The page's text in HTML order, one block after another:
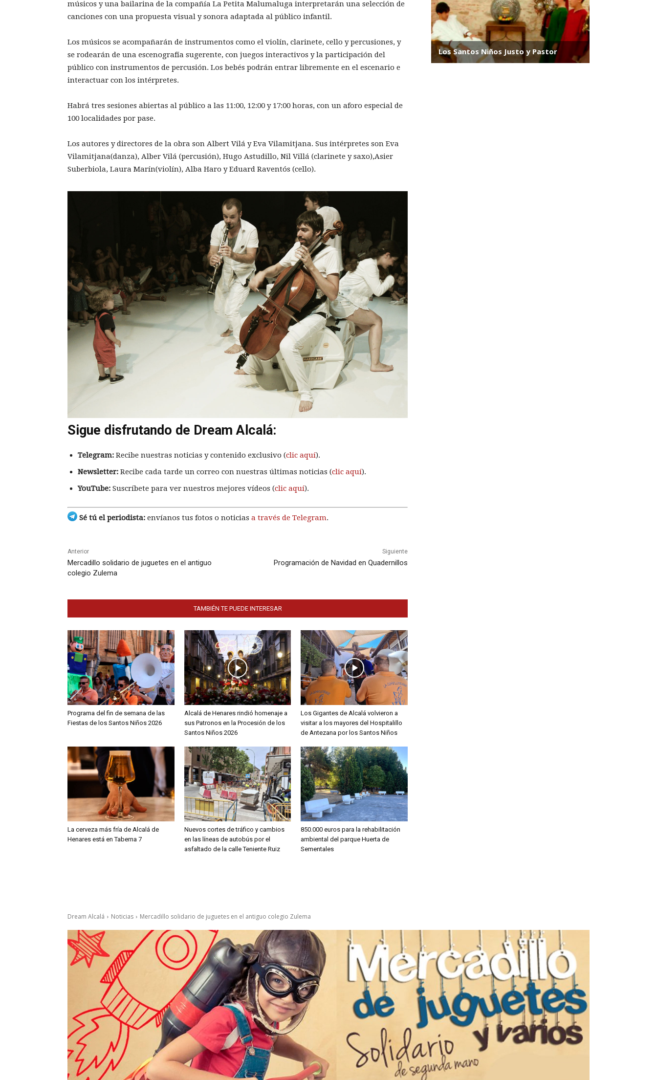
músicos y una bailarina de la compañía La Petita Malumaluga interpretarán una selección de
canciones con una propuesta visual y sonora adaptada al público infantil.
Los músicos se acompañarán de instrumentos como el violín, clarinete, cello y percusiones, y
se rodearán de una escenografía sugerente, con juegos interactivos y la participación del
público con instrumentos de percusión. Los bebés podrán entrar libremente en el escenario e
interactuar con los intérpretes.
Habrá tres sesiones abiertas al público a las 11:00, 12:00 y 17:00 horas, con un aforo especial de
100 localidades por pase.
Los autores y directores de la obra son Albert Vilá y Eva Vilamitjana. Sus intérpretes son Eva
Vilamitjana(danza), Alber Vilá (percusión), Hugo Astudillo, Nil Villá (clarinete y saxo),Asier
Suberbiola, Laura Marín(violín), Alba Haro y Eduard Raventós (cello).
Sigue disfrutando de Dream Alcalá:
Telegram: Recibe nuestras noticias y contenido exclusivo (clic aquí).
Newsletter: Recibe cada tarde un correo con nuestras últimas noticias (clic aquí).
YouTube: Suscríbete para ver nuestros mejores vídeos (clic aquí).
Sé tú el periodista: envíanos tus fotos o noticias a través de Telegram.
Anterior
Mercadillo solidario de juguetes en el antiguo
colegio Zulema
Siguiente
Programación de Navidad en Quadernillos
TAMBIÉN TE PUEDE INTERESAR
Programa del fin de semana de las
Fiestas de los Santos Niños 2026
Alcalá de Henares rindió homenaje a
sus Patronos en la Procesión de los
Santos Niños 2026
Los Gigantes de Alcalá volvieron a
visitar a los mayores del Hospitalillo
de Antezana por los Santos Niños
La cerveza más fría de Alcalá de
Henares está en Taberna 7
Nuevos cortes de tráfico y cambios
en las líneas de autobús por el
asfaltado de la calle Teniente Ruiz
850.000 euros para la rehabilitación
ambiental del parque Huerta de
Sementales